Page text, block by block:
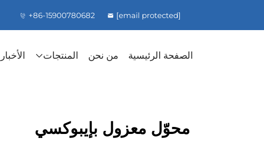
+86-15900780682 [email protected]
الصفحة الرئيسية من نحن المنتجات الأخبار
محوّل معزول بإيبوكسي